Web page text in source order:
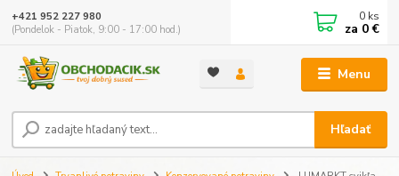
Menu
Hľadať
+421 952 227 980
(Pondelok - Piatok, 9:00 - 17:00 hod.)
0 ks
za 0 €